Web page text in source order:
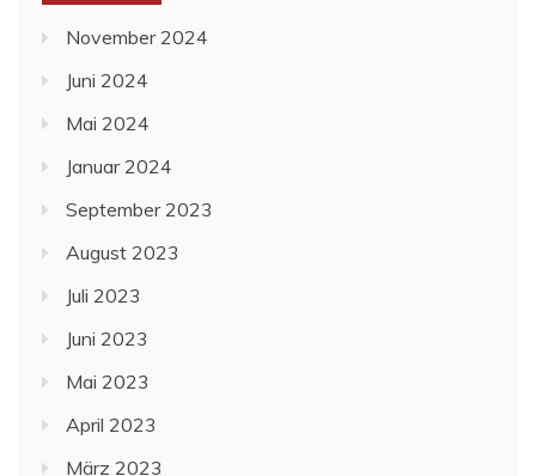
November 2024
Juni 2024
Mai 2024
Januar 2024
September 2023
August 2023
Juli 2023
Juni 2023
Mai 2023
April 2023
März 2023